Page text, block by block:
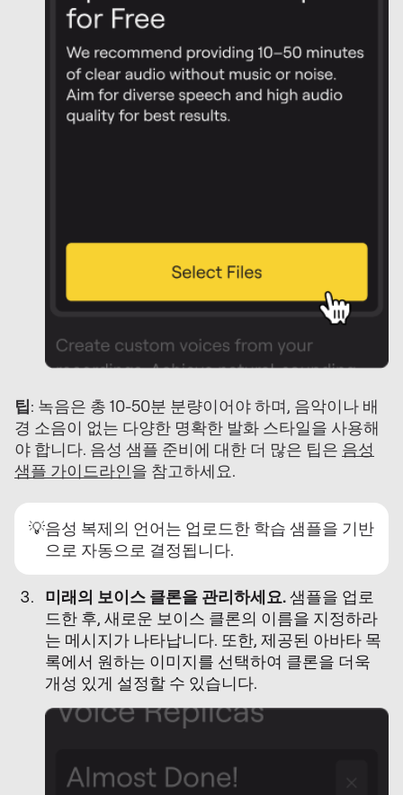
팁: 녹음은 총 10-50분 분량이어야 하며, 음악이나 배
경 소음이 없는 다양한 명확한 발화 스타일을 사용해
야 합니다. 음성 샘플 준비에 대한 더 많은 팁은 음성
샘플 가이드라인을 참고하세요.
💡음성 복제의 언어는 업로드한 학습 샘플을 기반
으로 자동으로 결정됩니다.
미래의 보이스 클론을 관리하세요.샘플을 업로
드한 후, 새로운 보이스 클론의 이름을 지정하라
는 메시지가 나타납니다. 또한, 제공된 아바타 목
록에서 원하는 이미지를 선택하여 클론을 더욱
개성 있게 설정할 수 있습니다.